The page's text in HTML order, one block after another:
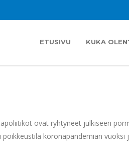
ETUSIVU KUKA
ovat ryhtyneet julkiseen
poikkeustila koronapandemian